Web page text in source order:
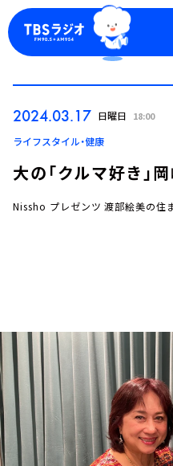
ログイン
トピックス
TBS Podcast
お知らせ
イベント・グッズ
YouTube
会社情報
2024.03.17 日曜日 18:00
ライフスタイル・健康
大の「クルマ好き」
Nissho プレゼンツ 渡部絵美の住